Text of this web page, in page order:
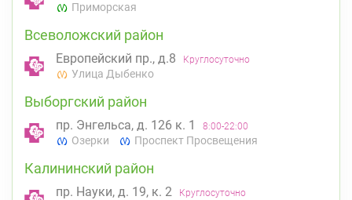
Приморская
Всеволожский район
Европейский пр., д.8 Круглосуточно
Улица Дыбенко
Выборгский район
пр. Энгельса, д. 126 к. 1 8:00-22:00
Озерки Проспект Просвещения
Калининский район
пр. Науки, д. 19, к. 2 Круглосуточно